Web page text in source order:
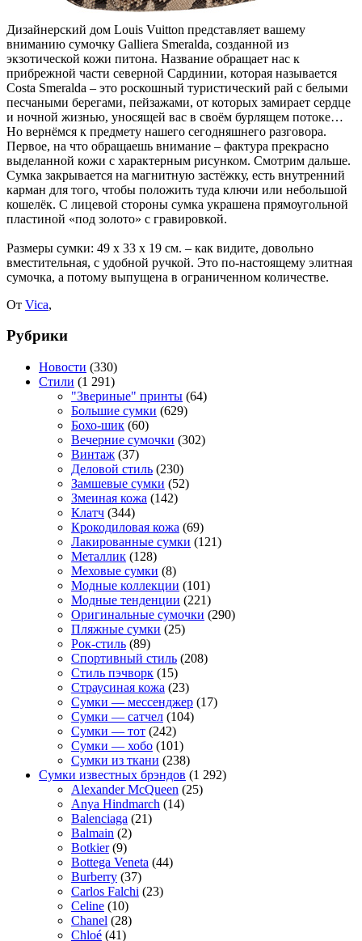
Дизайнерский дом Louis Vuitton представляет вашему
вниманию сумочку Galliera Smeralda, созданной из
экзотической кожи питона. Название обращает нас к
прибрежной части северной Сардинии, которая называется
Costa Smeralda – это роскошный туристический рай с белыми
песчаными берегами, пейзажами, от которых замирает сердце
и ночной жизнью, уносящей вас в своём бурлящем потоке…
Но вернёмся к предмету нашего сегодняшнего разговора.
Первое, на что обращаешь внимание – фактура прекрасно
выделанной кожи с характерным рисунком. Смотрим дальше.
Сумка закрывается на магнитную застёжку, есть внутренний
карман для того, чтобы положить туда ключи или небольшой
кошелёк. С лицевой стороны сумка украшена прямоугольной
пластиной «под золото» с гравировкой.
Размеры сумки: 49 x 33 x 19 см. – как видите, довольно
вместительная, с удобной ручкой. Это по-настоящему элитная
сумочка, а потому выпущена в ограниченном количестве.
От Vica,
Рубрики
Новости (330)
Стили (1 291)
"Звериные" принты (64)
Большие сумки (629)
Бохо-шик (60)
Вечерние сумочки (302)
Винтаж (37)
Деловой стиль (230)
Замшевые сумки (52)
Змеиная кожа (142)
Клатч (344)
Крокодиловая кожа (69)
Лакированные сумки (121)
Металлик (128)
Меховые сумки (8)
Модные коллекции (101)
Модные тенденции (221)
Оригинальные сумочки (290)
Пляжные сумки (25)
Рок-стиль (89)
Спортивный стиль (208)
Стиль пэчворк (15)
Страусиная кожа (23)
Сумки — мессенджер (17)
Сумки — сатчел (104)
Сумки — тот (242)
Сумки — хобо (101)
Сумки из ткани (238)
Сумки известных брэндов (1 292)
Alexander McQueen (25)
Anya Hindmarch (14)
Balenciaga (21)
Balmain (2)
Botkier(9)
Bottega Veneta (44)
Burberry (37)
Carlos Falchi (23)
Celine (10)
Chanel (28)
Chloé (41)